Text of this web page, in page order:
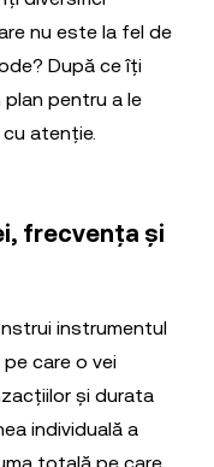
nu este la fel de
După ce îți
pentru a le
atenție.
frecvența și
instrumentul
care o vei
și durata
individuală a